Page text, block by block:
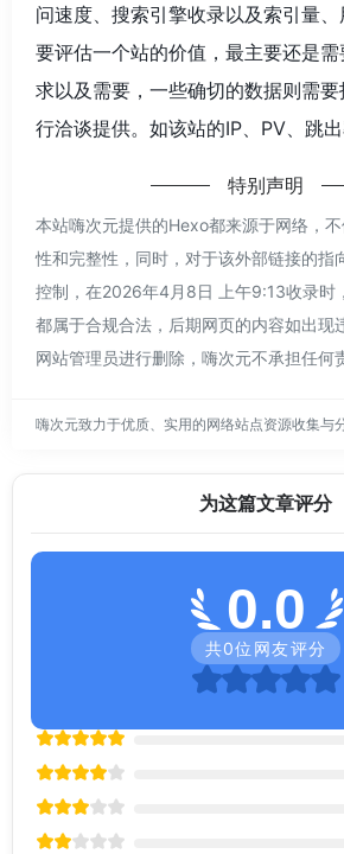
问速度、搜索引擎收录以及索引量
要评估一个站的价值，最主要还是
求以及需要，一些确切的数据则需
行洽谈提供。如该站的IP、PV、跳出
特别声明
本站嗨次元提供的Hexo都来源于网络，
性和完整性，同时，对于该外部链接的指
控制，在2026年4月8日 上午9:13收录时
都属于合规合法，后期网页的内容如出现
网站管理员进行删除，嗨次元不承担任何
嗨次元致力于优质、实用的网络站点资源收集与
为这篇文章评分
0.0
共0位网友评分